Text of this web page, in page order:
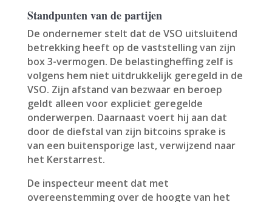
Standpunten van de partijen
De ondernemer stelt dat de VSO uitsluitend
betrekking heeft op de vaststelling van zijn
box 3-vermogen. De belastingheffing zelf is
volgens hem niet uitdrukkelijk geregeld in de
VSO. Zijn afstand van bezwaar en beroep
geldt alleen voor expliciet geregelde
onderwerpen. Daarnaast voert hij aan dat
door de diefstal van zijn bitcoins sprake is
van een buitensporige last, verwijzend naar
het Kerstarrest.
De inspecteur meent dat met
overeenstemming over de hoogte van het